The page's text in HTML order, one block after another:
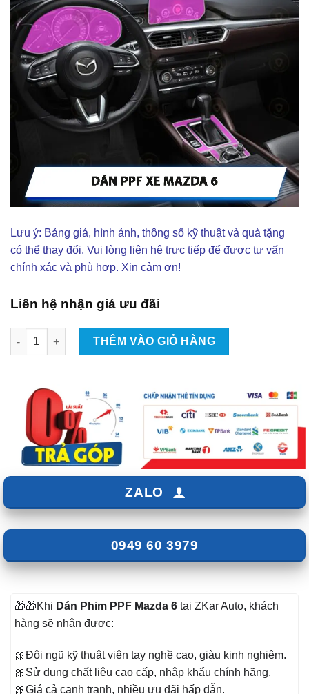
Lưu ý: Bảng giá, hình ảnh, thông số kỹ thuật và quà tặng
có thể thay đổi. Vui lòng liên hê trực tiếp để được tư vấn
chính xác và phù hợp. Xin cảm ơn!
Liên hệ nhận giá ưu đãi
Dán Phim PPF Xe Mazda 6 số lượng
THÊM VÀO GIỎ HÀNG
ZALO
0949 60 3979
🎁🎁Khi Dán Phim PPF Mazda 6 tại ZKar Auto, khách
hàng sẽ nhận được:
🎀Đội ngũ kỹ thuật viên tay nghề cao, giàu kinh nghiệm.
🎀Sử dụng chất liệu cao cấp, nhập khẩu chính hãng.
🎀Giá cả cạnh tranh, nhiều ưu đãi hấp dẫn.